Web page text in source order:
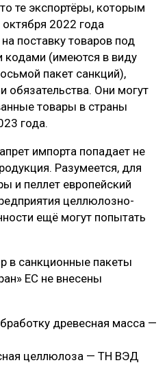
те экспортёры, которым
2022 года
поставку товаров под
(имеются в виду
пакет санкций),
обязательства. Они могут
товары в страны
года.
импорта попадает не
Разумеется, для
и пеллет европейский
целлюлозно-
ещё могут попытать
в санкционные пакеты
ЕС не внесены
древесная масса —
целлюлоза — ТН ВЭД